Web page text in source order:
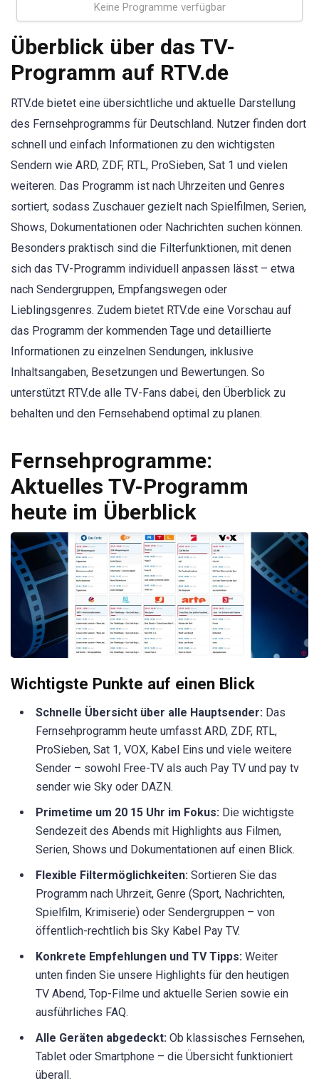
Keine Programme verfügbar
Überblick über das TV-
Programm auf RTV.de
RTV.de bietet eine übersichtliche und aktuelle Darstellung
des Fernsehprogramms für Deutschland. Nutzer finden dort
schnell und einfach Informationen zu den wichtigsten
Sendern wie ARD, ZDF, RTL, ProSieben, Sat 1 und vielen
weiteren. Das Programm ist nach Uhrzeiten und Genres
sortiert, sodass Zuschauer gezielt nach Spielfilmen, Serien,
Shows, Dokumentationen oder Nachrichten suchen können.
Besonders praktisch sind die Filterfunktionen, mit denen
sich das TV-Programm individuell anpassen lässt – etwa
nach Sendergruppen, Empfangswegen oder
Lieblingsgenres. Zudem bietet RTV.de eine Vorschau auf
das Programm der kommenden Tage und detaillierte
Informationen zu einzelnen Sendungen, inklusive
Inhaltsangaben, Besetzungen und Bewertungen. So
unterstützt RTV.de alle TV-Fans dabei, den Überblick zu
behalten und den Fernsehabend optimal zu planen.
Fernsehprogramme:
Aktuelles TV-Programm
heute im Überblick
Wichtigste Punkte auf einen Blick
Schnelle Übersicht über alle Hauptsender: Das
Fernsehprogramm heute umfasst ARD, ZDF, RTL,
ProSieben, Sat 1, VOX, Kabel Eins und viele weitere
Sender – sowohl Free-TV als auch Pay TV und pay tv
sender wie Sky oder DAZN.
Primetime um 20 15 Uhr im Fokus: Die wichtigste
Sendezeit des Abends mit Highlights aus Filmen,
Serien, Shows und Dokumentationen auf einen Blick.
Flexible Filtermöglichkeiten: Sortieren Sie das
Programm nach Uhrzeit, Genre (Sport, Nachrichten,
Spielfilm, Krimiserie) oder Sendergruppen – von
öffentlich-rechtlich bis Sky Kabel Pay TV.
Konkrete Empfehlungen und TV Tipps: Weiter
unten finden Sie unsere Highlights für den heutigen
TV Abend, Top-Filme und aktuelle Serien sowie ein
ausführliches FAQ.
Alle Geräten abgedeckt: Ob klassisches Fernsehen,
Tablet oder Smartphone – die Übersicht funktioniert
überall.